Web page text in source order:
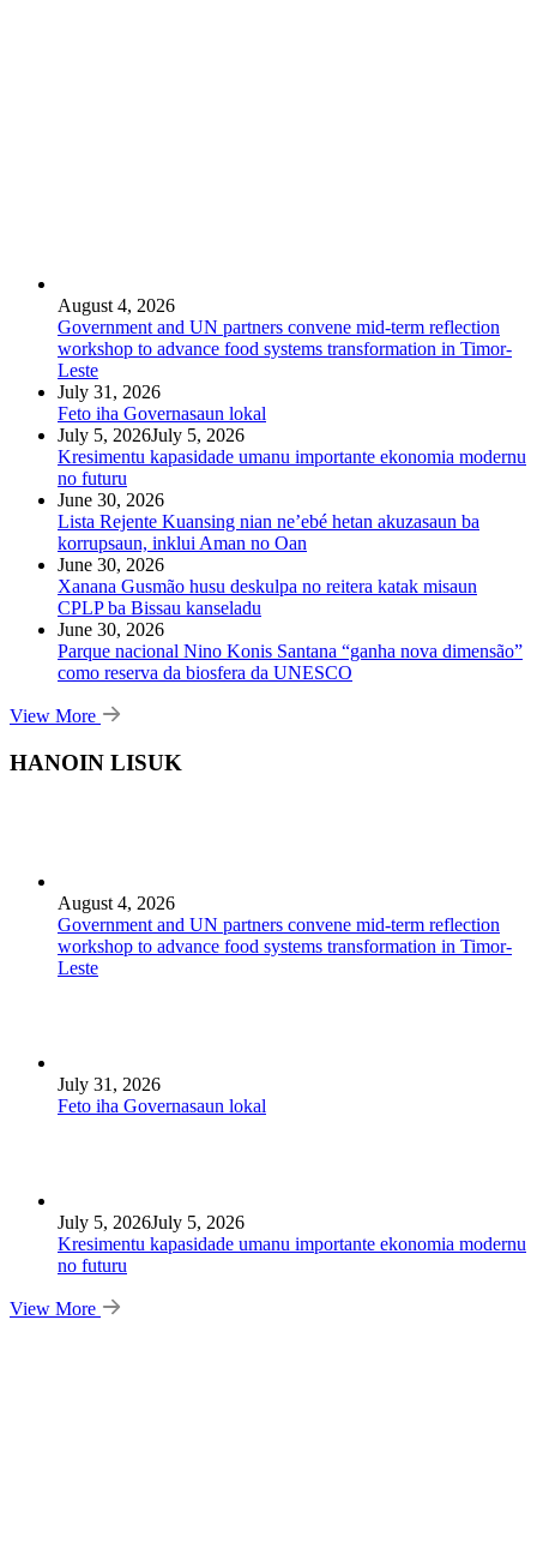
August 4, 2026
Government and UN partners convene mid-term reflection
workshop to advance food systems transformation in Timor-
Leste
July 31, 2026
Feto iha Governasaun lokal
July 5, 2026July 5, 2026
Kresimentu kapasidade umanu importante ekonomia modernu
no futuru
June 30, 2026
Lista Rejente Kuansing nian ne’ebé hetan akuzasaun ba
korrupsaun, inklui Aman no Oan
June 30, 2026
Xanana Gusmão husu deskulpa no reitera katak misaun
CPLP ba Bissau kanseladu
June 30, 2026
Parque nacional Nino Konis Santana “ganha nova dimensão”
como reserva da biosfera da UNESCO
View More
HANOIN LISUK
August 4, 2026
Government and UN partners convene mid-term reflection
workshop to advance food systems transformation in Timor-
Leste
July 31, 2026
Feto iha Governasaun lokal
July 5, 2026July 5, 2026
Kresimentu kapasidade umanu importante ekonomia modernu
no futuru
View More